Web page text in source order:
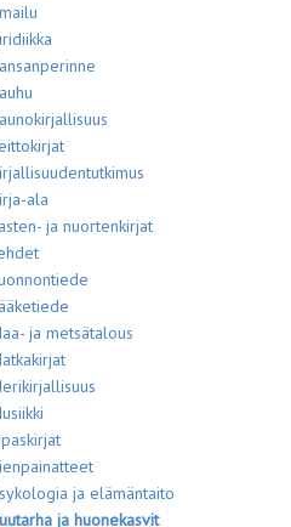
ala
ja nuortenkirjat
ja metsätalous
ja elämäntaito
ja huonekasvit